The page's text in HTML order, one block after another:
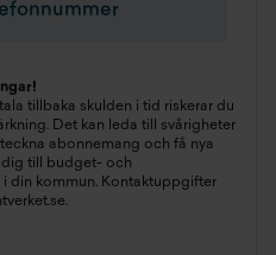
tillbaka skulden i tid riskerar du
Det kan leda till svårigheter
abonnemang och få nya
dig till budget- och
din kommun. Kontaktuppgifter
.